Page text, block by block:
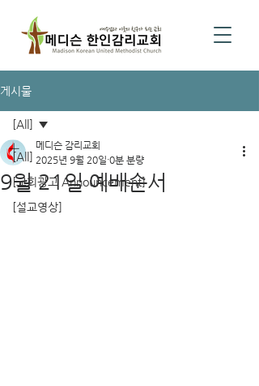
게시물
[All]
[교회광고 Announcement]
[설교영상]
[All]
9월 21일 예배순서
메디슨 감리교회
2025년 9월 20일 0분 분량